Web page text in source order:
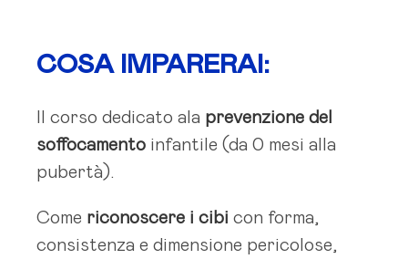
COSA IMPARERAI:
Il corso dedicato ala prevenzione del
soffocamento infantile (da 0 mesi alla
pubertà).
Come riconoscere i cibi con forma,
consistenza e dimensione pericolose,